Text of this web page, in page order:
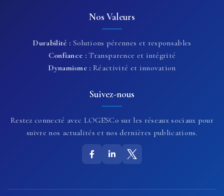
Nos Valeurs
Durabilité : Solutions pérennes et responsables
Confiance : Transparence et intégrité
Dynamisme : Réactivité et innovation
Suivez-nous
Restez connecté avec LOGESCo sur les réseaux sociaux pour
suivre nos actualités et nos dernières publications.